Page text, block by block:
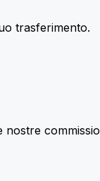
trasferimento.